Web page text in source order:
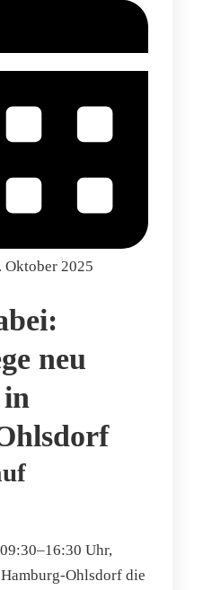
Oktober 2025
neu
in
Uhr,
Ohlsdorf die